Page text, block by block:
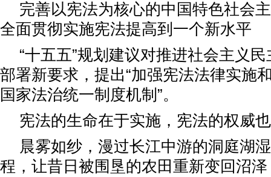
完善以宪法为核心的中国特色社会
全面贯彻实施宪法提高到一个新水平
“十五五”规划建议对推进社会主义
部署新要求，提出“加强宪法法律实施
国家法治统一制度机制”。
宪法的生命在于实施，宪法的权威
晨雾如纱，漫过长江中游的洞庭湖
程，让昔日被围垦的农田重新变回沼